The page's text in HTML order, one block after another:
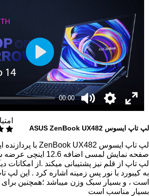
00:00
Play
لپ تاپ ایسوس ASUS ZenBook UX482
صفحه نمایش لمسی
لپ تاپ از قلم نیز پشتیبانی میکند .از امکانات
به کیبورد با نور پس زمینه اشاره کرد . این لپ
است ، و بسیار سبک وزن میباشد ؛همچنین برای
بسیار مناسب است